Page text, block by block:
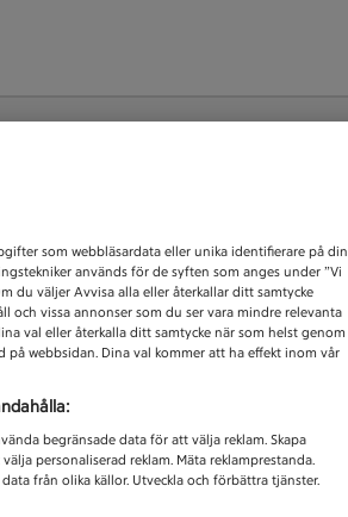
som webbläsardata eller unika identifierare på din
används för de syften som anges under ”Vi
du väljer Avvisa alla eller återkallar ditt samtycke
och vissa annonser som du ser vara mindre relevanta
val eller återkalla ditt samtycke när som helst genom
webbsidan. Dina val kommer att ha effekt inom vår
begränsade data för att välja reklam. Skapa
personaliserad reklam. Mäta reklamprestanda.
från olika källor. Utveckla och förbättra tjänster.